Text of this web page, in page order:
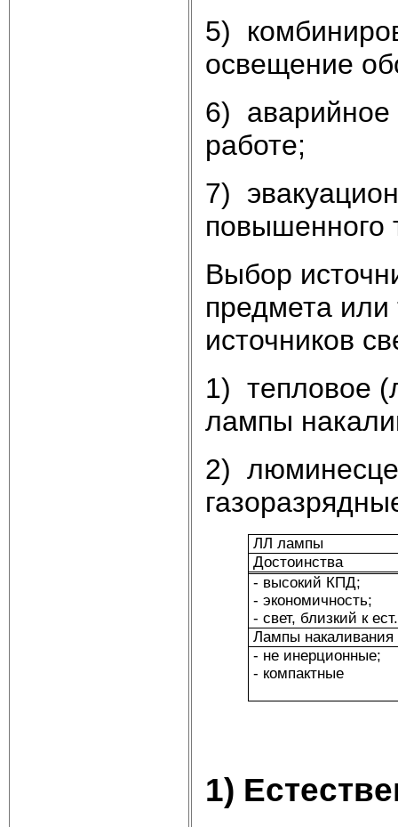
5)
освещение
6) аварийное
работе;
7)
повышенного
Выбор
предмета
источников
1) тепловое
лампы
2)
ЛЛ лампы
Достоинства
- высокий КПД;
- экономичность;
- свет, близкий к ест.
Лампы накаливания
- не инерционные;
- компактные
1)